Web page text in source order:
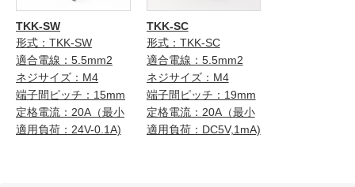
TKK-SW
形式：TKK-SW
適合電線：5.5mm2
ネジサイズ：M4
端子間ピッチ：15mm
定格電流：20A（最小
適用負荷：24V-0.1A)
TKK-SC
形式：TKK-SC
適合電線：5.5mm2
ネジサイズ：M4
端子間ピッチ：19mm
定格電流：20A（最小
適用負荷：DC5V,1mA)